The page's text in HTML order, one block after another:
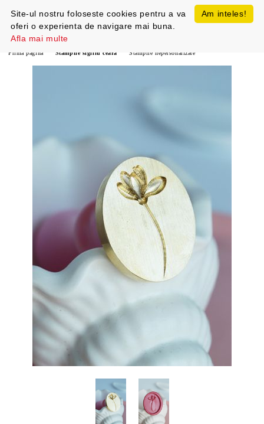
Prima pagină Stampile sigiliu ceara Stampile nepersonalizate
Am inteles!
Site-ul nostru foloseste cookies pentru a va
oferi o experienta de navigare mai buna.
Afla mai multe